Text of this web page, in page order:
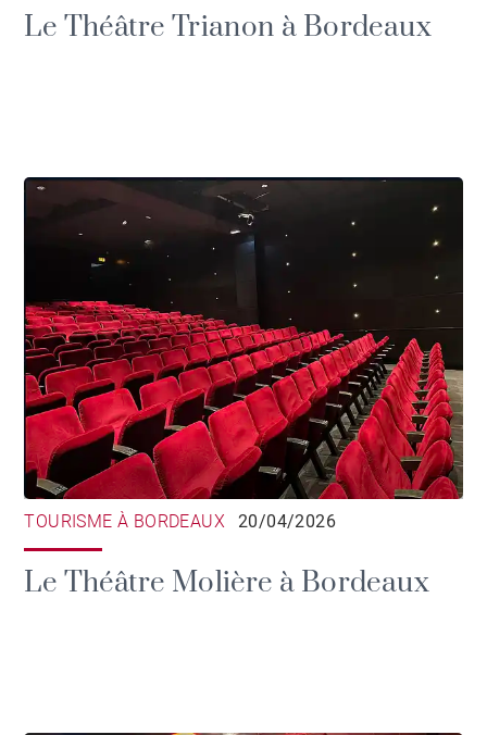
Le Théâtre Trianon à Bordeaux
TOURISME À BORDEAUX 20/04/2026
Le Théâtre Molière à Bordeaux